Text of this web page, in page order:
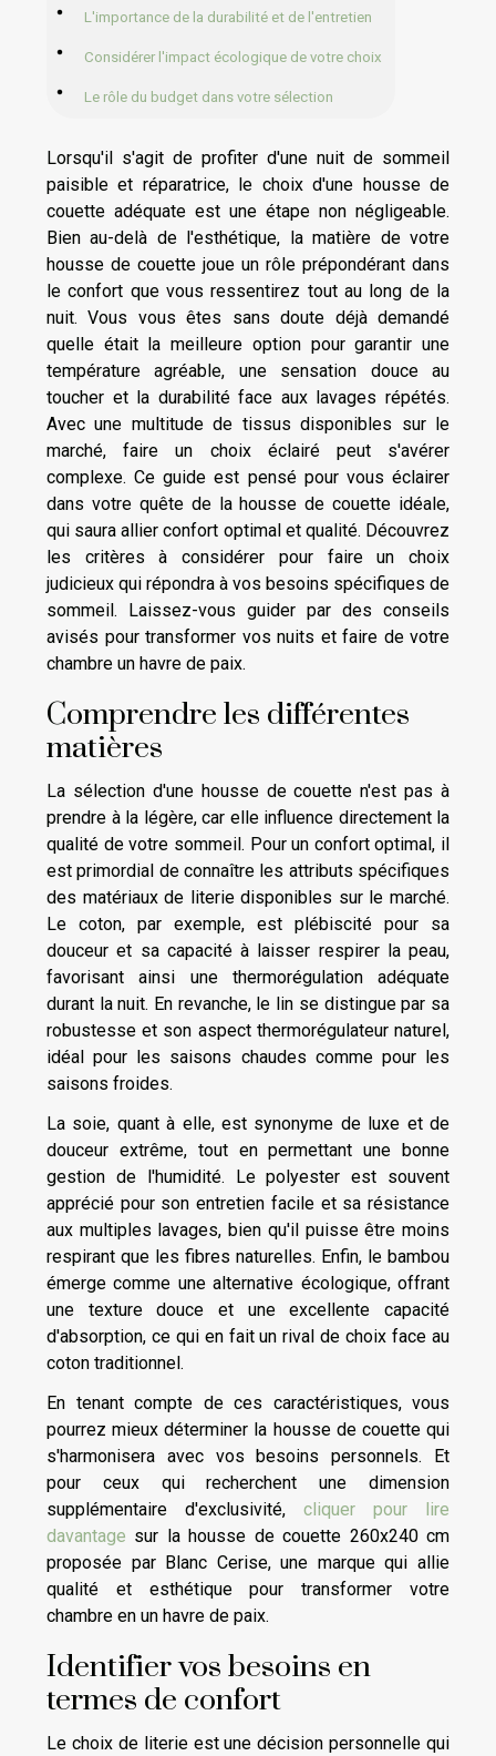
L'importance de la durabilité et de l'entretien
Considérer l'impact écologique de votre choix
Le rôle du budget dans votre sélection
Lorsqu'il s'agit de profiter d'une nuit de sommeil
paisible et réparatrice, le choix d'une housse de
couette adéquate est une étape non négligeable.
Bien au-delà de l'esthétique, la matière de votre
housse de couette joue un rôle prépondérant dans
le confort que vous ressentirez tout au long de la
nuit. Vous vous êtes sans doute déjà demandé
quelle était la meilleure option pour garantir une
température agréable, une sensation douce au
toucher et la durabilité face aux lavages répétés.
Avec une multitude de tissus disponibles sur le
marché, faire un choix éclairé peut s'avérer
complexe. Ce guide est pensé pour vous éclairer
dans votre quête de la housse de couette idéale,
qui saura allier confort optimal et qualité. Découvrez
les critères à considérer pour faire un choix
judicieux qui répondra à vos besoins spécifiques de
sommeil. Laissez-vous guider par des conseils
avisés pour transformer vos nuits et faire de votre
chambre un havre de paix.
Comprendre les différentes
matières
La sélection d'une housse de couette n'est pas à
prendre à la légère, car elle influence directement la
qualité de votre sommeil. Pour un confort optimal, il
est primordial de connaître les attributs spécifiques
des matériaux de literie disponibles sur le marché.
Le coton, par exemple, est plébiscité pour sa
douceur et sa capacité à laisser respirer la peau,
favorisant ainsi une thermorégulation adéquate
durant la nuit. En revanche, le lin se distingue par sa
robustesse et son aspect thermorégulateur naturel,
idéal pour les saisons chaudes comme pour les
saisons froides.
La soie, quant à elle, est synonyme de luxe et de
douceur extrême, tout en permettant une bonne
gestion de l'humidité. Le polyester est souvent
apprécié pour son entretien facile et sa résistance
aux multiples lavages, bien qu'il puisse être moins
respirant que les fibres naturelles. Enfin, le bambou
émerge comme une alternative écologique, offrant
une texture douce et une excellente capacité
d'absorption, ce qui en fait un rival de choix face au
coton traditionnel.
En tenant compte de ces caractéristiques, vous
pourrez mieux déterminer la housse de couette qui
s'harmonisera avec vos besoins personnels. Et
pour ceux qui recherchent une dimension
supplémentaire d'exclusivité, cliquer pour lire
davantage sur la housse de couette 260x240 cm
proposée par Blanc Cerise, une marque qui allie
qualité et esthétique pour transformer votre
chambre en un havre de paix.
Identifier vos besoins en
termes de confort
Le choix de literie est une décision personnelle qui